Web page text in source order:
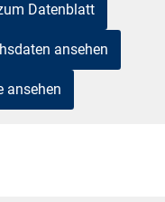
Datenblatt
ansehen
ansehen